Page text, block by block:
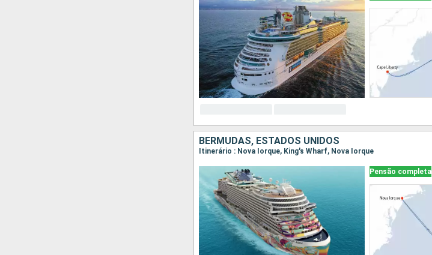
BERMUDAS, ESTADOS UNIDOS
Itinerário : Nova Iorque, King's Wharf, Nova Iorque
Pensão completa